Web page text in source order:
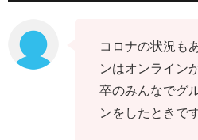
コロナの状況も
ンはオンライン
卒のみんなでグ
ンをしたときです